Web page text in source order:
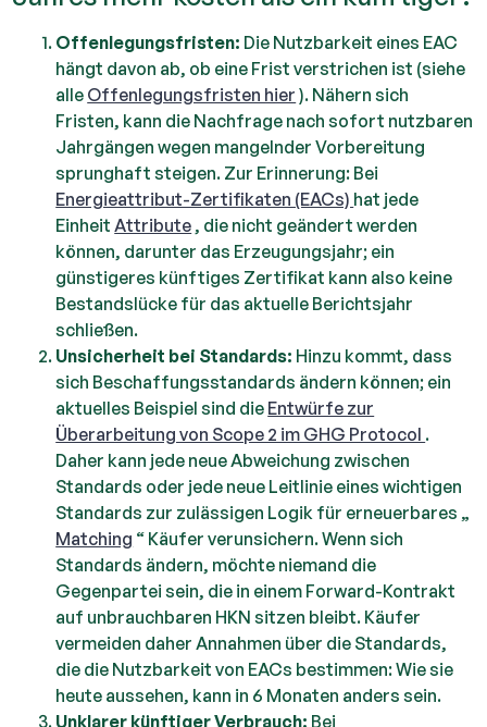
Offenlegungsfristen: Die Nutzbarkeit eines EAC
hängt davon ab, ob eine Frist verstrichen ist (siehe
alle Offenlegungsfristen hier ). Nähern sich
Fristen, kann die Nachfrage nach sofort nutzbaren
Jahrgängen wegen mangelnder Vorbereitung
sprunghaft steigen. Zur Erinnerung: Bei
Energieattribut-Zertifikaten (EACs) hat jede
EinheitAttribute , die nicht geändert werden
können, darunter das Erzeugungsjahr; ein
günstigeres künftiges Zertifikat kann also keine
Bestandslücke für das aktuelle Berichtsjahr
schließen.
Unsicherheit bei Standards: Hinzu kommt, dass
sich Beschaffungsstandards ändern können; ein
aktuelles Beispiel sind die Entwürfe zur
Überarbeitung von Scope 2 im GHG Protocol .
Daher kann jede neue Abweichung zwischen
Standards oder jede neue Leitlinie eines wichtigen
Standards zur zulässigen Logik für erneuerbares „
Matching “ Käufer verunsichern. Wenn sich
Standards ändern, möchte niemand die
Gegenpartei sein, die in einem Forward-Kontrakt
auf unbrauchbaren HKN sitzen bleibt. Käufer
vermeiden daher Annahmen über die Standards,
die die Nutzbarkeit von EACs bestimmen: Wie sie
heute aussehen, kann in 6 Monaten anders sein.
Unklarer künftiger Verbrauch: Bei